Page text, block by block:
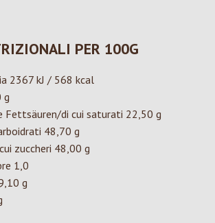
PER 100G
2367 kJ / 568 kcal
g
Fettsäuren/di cui saturati 22,50 g
48,70 g
zuccheri 48,00 g
1,0
g